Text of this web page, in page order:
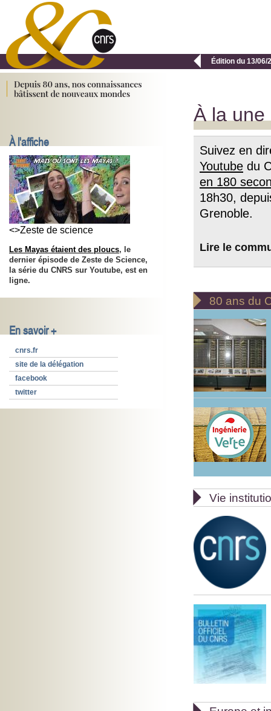
 Édition du 13/06/
À l'affiche
<>Zeste de science
Les Mayas étaient des ploucs, le
dernier épisode de Zeste de Science,
la série du CNRS sur Youtube, est en
ligne.
En savoir +
cnrs.fr
site de la délégation
facebook
twitter
À la une
Suivez en
Youtube du
en 180
18h30,
Grenoble.
Lire le
 80 ans du
 Vie